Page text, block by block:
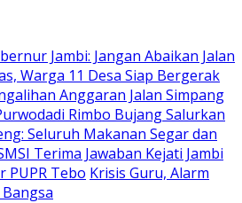
Jambi: Jangan Abaikan Jalan
Warga 11 Desa Siap Bergerak
Anggaran Jalan Simpang
Rimbo Bujang Salurkan
Seluruh Makanan Segar dan
Terima Jawaban Kejati Jambi
PUPR Tebo Krisis Guru, Alarm